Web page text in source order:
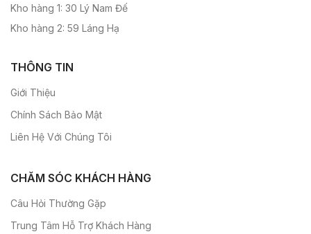
Kho hàng 1: 30 Lý Nam Đế
Kho hàng 2: 59 Láng Hạ
THÔNG TIN
Giới Thiệu
Chính Sách Bảo Mật
Liên Hệ Với Chúng Tôi
CHĂM SÓC KHÁCH HÀNG
Câu Hỏi Thường Gặp
Trung Tâm Hỗ Trợ Khách Hàng